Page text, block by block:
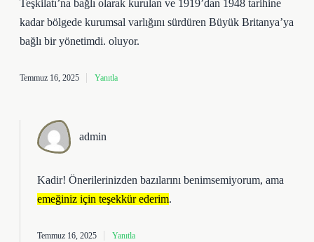
Teşkilatı’na bağlı olarak kurulan ve 1919’dan 1948 tarihine
kadar bölgede kurumsal varlığını sürdüren Büyük Britanya’ya
bağlı bir yönetimdi. oluyor.
Temmuz 16, 2025 Yanıtla
admin
Kadir! Önerilerinizden bazılarını benimsemiyorum, ama
emeğiniz için teşekkür ederim.
Temmuz 16, 2025 Yanıtla